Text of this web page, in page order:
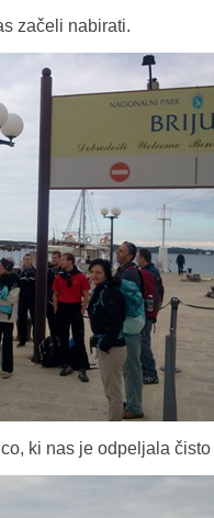
začeli nabirati.
ki nas je odpeljala